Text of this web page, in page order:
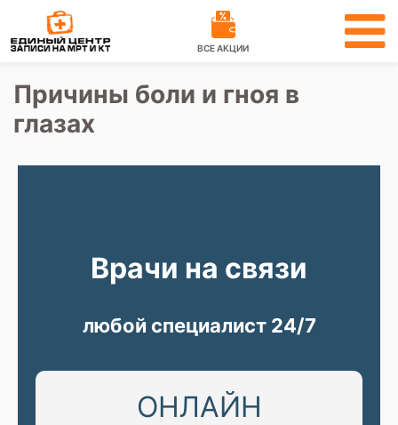
ВСЕ АКЦИИ
Причины боли и гноя в
глазах
ОНЛАЙН
любой специалист 24/7
Врачи на связи